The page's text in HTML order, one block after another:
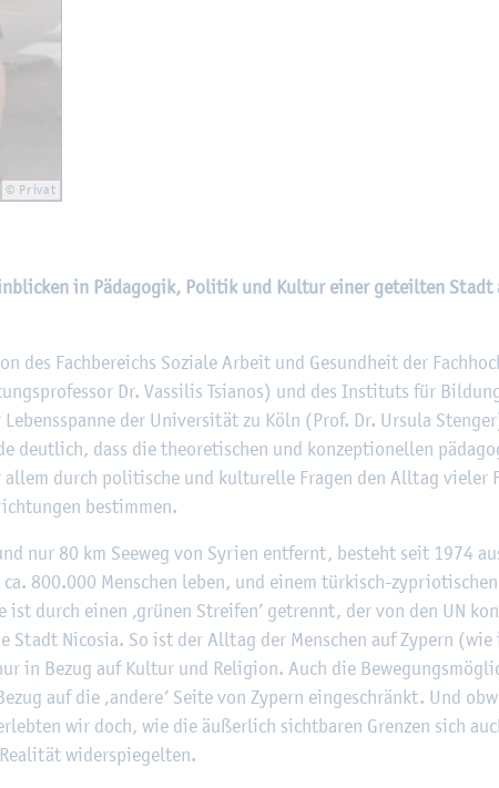
© Pri­vat
in Päd­ago­gik, Po­li­tik und Kul­tur einer ge­teil­ten Stadt
des Fach­be­reichs So­zia­le Ar­beit und Ge­sund­heit der
Dr. Vas­si­lis Tsia­nos) und des In­sti­tuts für
der Uni­ver­si­tät zu Köln (Prof. Dr. Ur­su­la
deut­lich, dass die theo­re­ti­schen und kon­zep­tio­nel­len
allem durch po­li­ti­sche und kul­tu­rel­le Fra­gen den All­tag vie­ler
be­stim­men.
nur 80 km See­weg von Sy­ri­en ent­fernt, be­steht seit 1974
800.000 Men­schen leben, und einem tür­kisch-
ist durch einen ‚grü­nen Strei­fen’ ge­trennt, der von den UN
Stadt Ni­co­sia. So ist der All­tag der Men­schen auf Zy­pern
in Bezug auf Kul­tur und Re­li­gi­on. Auch die
auf die ‚an­de­re’ Seite von Zy­pern ein­ge­schränkt. Und
wir doch, wie die äu­ßer­lich sicht­ba­ren Gren­zen sich
wi­der­spie­gel­ten.
©Fach­hoch­schu­le Kiel